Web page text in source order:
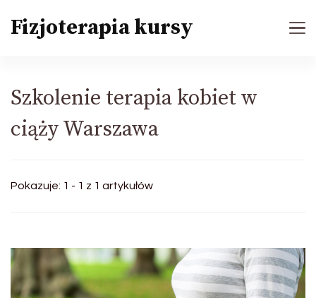
Fizjoterapia kursy
Szkolenie terapia kobiet w
ciąży Warszawa
Pokazuje: 1 - 1 z 1 artykułów